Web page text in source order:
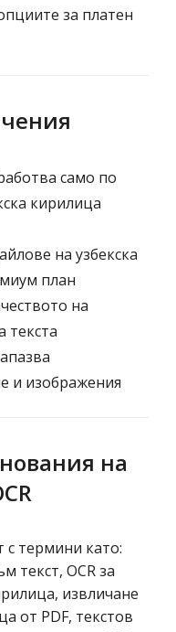
за платен
само по
кирилица
на узбекска
план
на
текста
и изображения
на
с термини като:
текст, OCR за
извличане
от PDF, текстов